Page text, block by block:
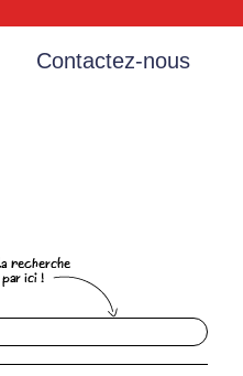
Contactez-nous